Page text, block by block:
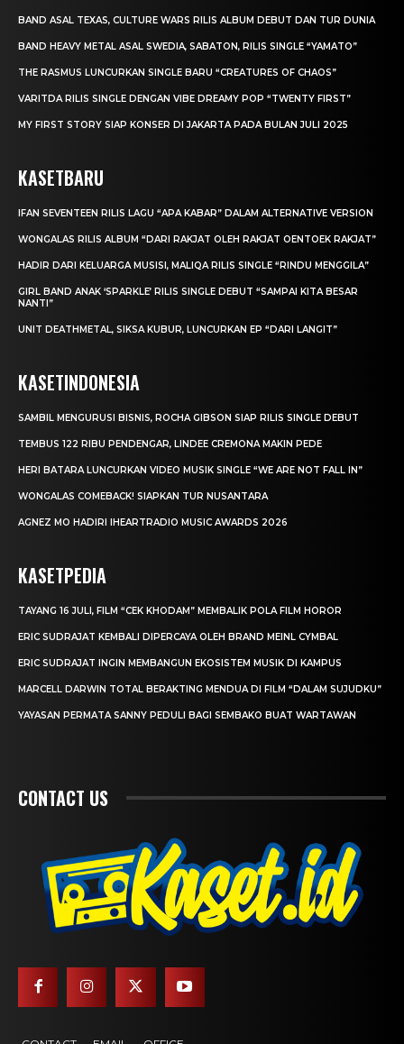
BAND ASAL TEXAS, CULTURE WARS RILIS ALBUM DEBUT DAN TUR DUNIA
BAND HEAVY METAL ASAL SWEDIA, SABATON, RILIS SINGLE “YAMATO”
THE RASMUS LUNCURKAN SINGLE BARU “CREATURES OF CHAOS”
VARITDA RILIS SINGLE DENGAN VIBE DREAMY POP “TWENTY FIRST”
MY FIRST STORY SIAP KONSER DI JAKARTA PADA BULAN JULI 2025
KASETBARU
IFAN SEVENTEEN RILIS LAGU “APA KABAR” DALAM ALTERNATIVE VERSION
WONGALAS RILIS ALBUM “DARI RAKJAT OLEH RAKJAT OENTOEK RAKJAT”
HADIR DARI KELUARGA MUSISI, MALIQA RILIS SINGLE “RINDU MENGGILA”
GIRL BAND ANAK ‘SPARKLE’ RILIS SINGLE DEBUT “SAMPAI KITA BESAR
NANTI”
UNIT DEATHMETAL, SIKSA KUBUR, LUNCURKAN EP “DARI LANGIT”
KASETINDONESIA
SAMBIL MENGURUSI BISNIS, ROCHA GIBSON SIAP RILIS SINGLE DEBUT
TEMBUS 122 RIBU PENDENGAR, LINDEE CREMONA MAKIN PEDE
HERI BATARA LUNCURKAN VIDEO MUSIK SINGLE “WE ARE NOT FALL IN”
WONGALAS COMEBACK! SIAPKAN TUR NUSANTARA
AGNEZ MO HADIRI IHEARTRADIO MUSIC AWARDS 2026
KASETPEDIA
TAYANG 16 JULI, FILM “CEK KHODAM” MEMBALIK POLA FILM HOROR
ERIC SUDRAJAT KEMBALI DIPERCAYA OLEH BRAND MEINL CYMBAL
ERIC SUDRAJAT INGIN MEMBANGUN EKOSISTEM MUSIK DI KAMPUS
MARCELL DARWIN TOTAL BERAKTING MENDUA DI FILM “DALAM SUJUDKU”
YAYASAN PERMATA SANNY PEDULI BAGI SEMBAKO BUAT WARTAWAN
CONTACT US